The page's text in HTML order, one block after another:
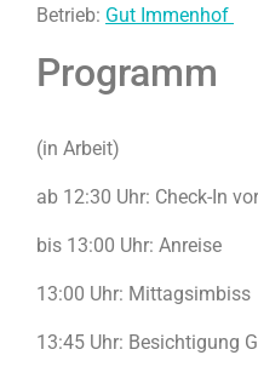
Betrieb: Gut Immenhof
Programm
(in Arbeit)
ab 12:30 Uhr: Check-In
bis 13:00 Uhr: Anreise
13:00 Uhr: Mittagsimbiss
13:45 Uhr: Besichtigung